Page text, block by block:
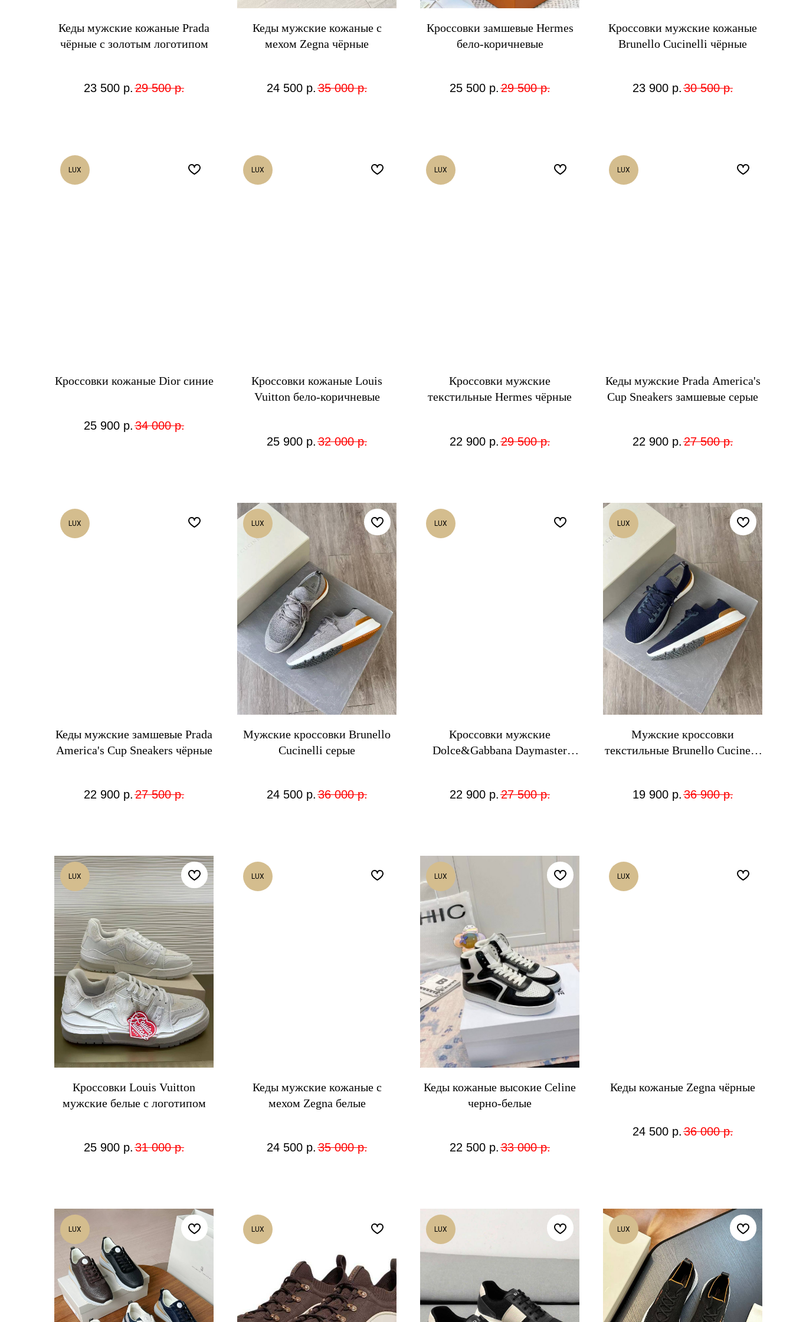
Кеды мужские кожаные Prada
чёрные с золотым логотипом
23 500 р. 29 500 р.
Кеды мужские кожаные с
мехом Zegna чёрные
24 500 р. 35 000 р.
Кроссовки замшевые Hermes
бело-коричневые
25 500 р. 29 500 р.
Кроссовки мужские кожаные
Brunello Cucinelli чёрные
23 900 р. 30 500 р.
LUX
Кроссовки кожаные Dior синие
25 900 р. 34 000 р.
LUX
Кроссовки кожаные Louis
Vuitton бело-коричневые
25 900 р. 32 000 р.
LUX
Кроссовки мужские
текстильные Hermes чёрные
22 900 р. 29 500 р.
LUX
Кеды мужские Prada America's
Cup Sneakers замшевые серые
22 900 р. 27 500 р.
LUX
Кеды мужские замшевые Prada
America's Cup Sneakers чёрные
22 900 р. 27 500 р.
LUX
Мужские кроссовки Brunello
Cucinelli серые
24 500 р. 36 000 р.
LUX
Кроссовки мужские
Dolce&Gabbana Daymaster
22 900 р. 27 500 р.
LUX
Мужские кроссовки
текстильные Brunello Cucinelli
19 900 р. 36 900 р.
LUX
Кроссовки Louis Vuitton
мужские белые с логотипом
25 900 р. 31 000 р.
LUX
Кеды мужские кожаные с
мехом Zegna белые
24 500 р. 35 000 р.
LUX
Кеды кожаные высокие Celine
черно-белые
22 500 р. 33 000 р.
LUX
Кеды кожаные Zegna чёрные
24 500 р. 36 000 р.
LUX LUX LUX LUX